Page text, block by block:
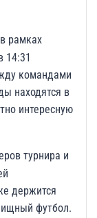
рамках
14:31
командами
находятся в
интересную
турнира и
держится
футбол.